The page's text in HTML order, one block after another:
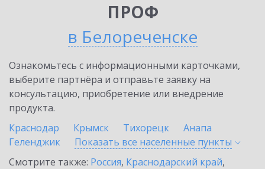
ПРОФ
в Белореченске
Ознакомьтесь с информационными карточками,
выберите партнёра и отправьте заявку на
консультацию, приобретение или внедрение
продукта.
Краснодар
Крымск Тихорецк
Анапа
Геленджик
Показать все населенные пункты
Смотрите также: Россия, Краснодарский край,